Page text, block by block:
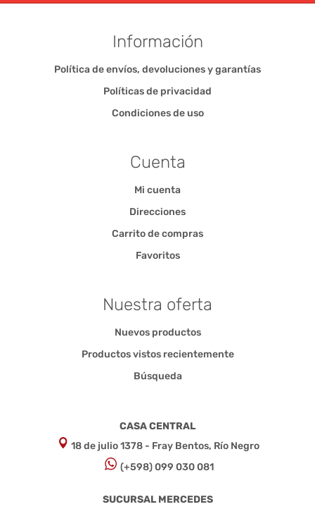
Información
Política de envíos, devoluciones y garantías
Políticas de privacidad
Condiciones de uso
Cuenta
Mi cuenta
Direcciones
Carrito de compras
Favoritos
Nuestra oferta
Nuevos productos
Productos vistos recientemente
Búsqueda
CASA CENTRAL
18 de julio 1378 - Fray Bentos, Río Negro
(+598) 099 030 081
SUCURSAL MERCEDES